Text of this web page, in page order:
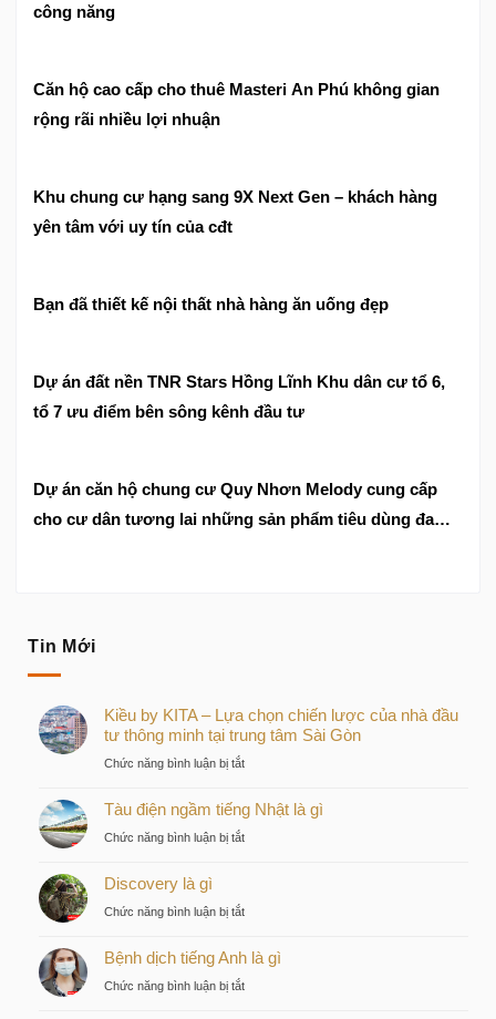
công năng
Căn hộ cao cấp cho thuê Masteri An Phú không gian
rộng rãi nhiều lợi nhuận
Khu chung cư hạng sang 9X Next Gen – khách hàng
yên tâm với uy tín của cđt
Bạn đã thiết kế nội thất nhà hàng ăn uống đẹp
Dự án đất nền TNR Stars Hồng Lĩnh Khu dân cư tổ 6,
tổ 7 ưu điểm bên sông kênh đầu tư
Dự án căn hộ chung cư Quy Nhơn Melody cung cấp
cho cư dân tương lai những sản phẩm tiêu dùng đa
Tin Mới
Kiều by KITA – Lựa chọn chiến lược của nhà đầu
tư thông minh tại trung tâm Sài Gòn
Chức năng bình luận bị tắtở
by
chiến
của
nhà
Tàu điện ngầm tiếng Nhật là gì
Chức năng bình luận bị tắtở
gì
Discovery là gì
Chức năng bình luận bị tắtở
là
Bệnh dịch tiếng Anh là gì
Chức năng bình luận bị tắtở